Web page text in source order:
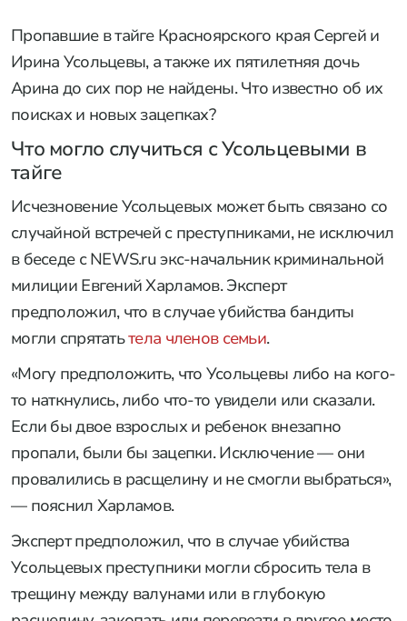
Пропавшие в тайге Красноярского края Сергей и
Ирина Усольцевы, а также их пятилетняя дочь
Арина до сих пор не найдены. Что известно об их
поисках и новых зацепках?
Что могло случиться с Усольцевыми в
тайге
Исчезновение Усольцевых может быть связано со
случайной встречей с преступниками, не исключил
в беседе с NEWS.ru экс-начальник криминальной
милиции Евгений Харламов. Эксперт
предположил, что в случае убийства бандиты
могли спрятатьтела членов семьи.
«Могу предположить, что Усольцевы либо на кого-
то наткнулись, либо что-то увидели или сказали.
Если бы двое взрослых и ребенок внезапно
пропали, были бы зацепки. Исключение — они
провалились в расщелину и не смогли выбраться»,
— пояснил Харламов.
Эксперт предположил, что в случае убийства
Усольцевых преступники могли сбросить тела в
трещину между валунами или в глубокую